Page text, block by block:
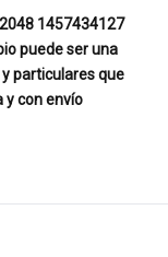
1457434127
puede ser una
particulares que
y con envío